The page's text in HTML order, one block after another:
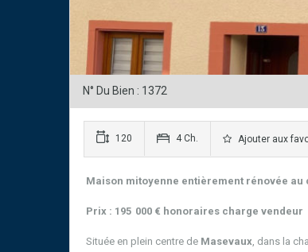
N° Du Bien : 1372
120 4 Ch. Ajouter aux
Maison mitoyenne entièrement rénovée au
Prix : 195 000 € honoraires charge vendeur
Située en plein centre de Masevaux, dans la